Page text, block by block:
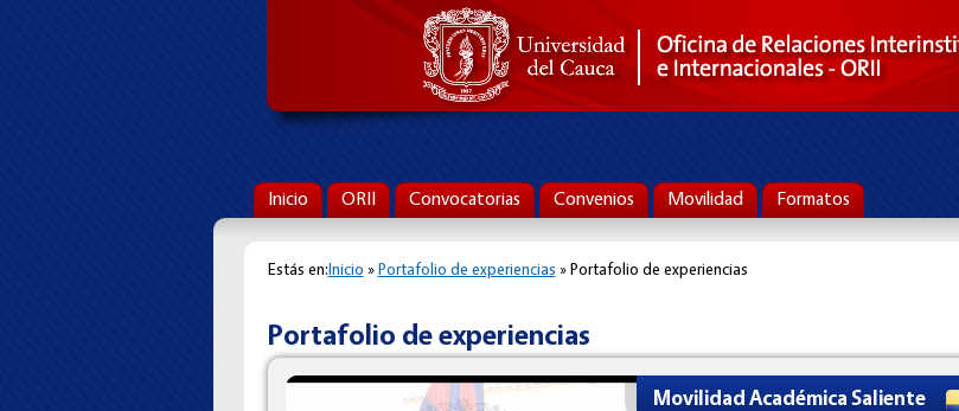
Inicio ORII Convocatorias Convenios Movilidad Formatos
Estás en:Inicio »Portafolio de experiencias » Portafolio de experiencias
Portafolio de experiencias
Movilidad Académica Saliente